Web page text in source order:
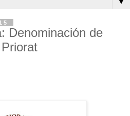
Denominación de